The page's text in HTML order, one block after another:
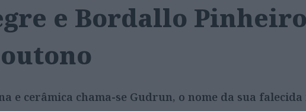
e Bordallo
e cerâmica chama-se Gudrun, o nome da sua falecida